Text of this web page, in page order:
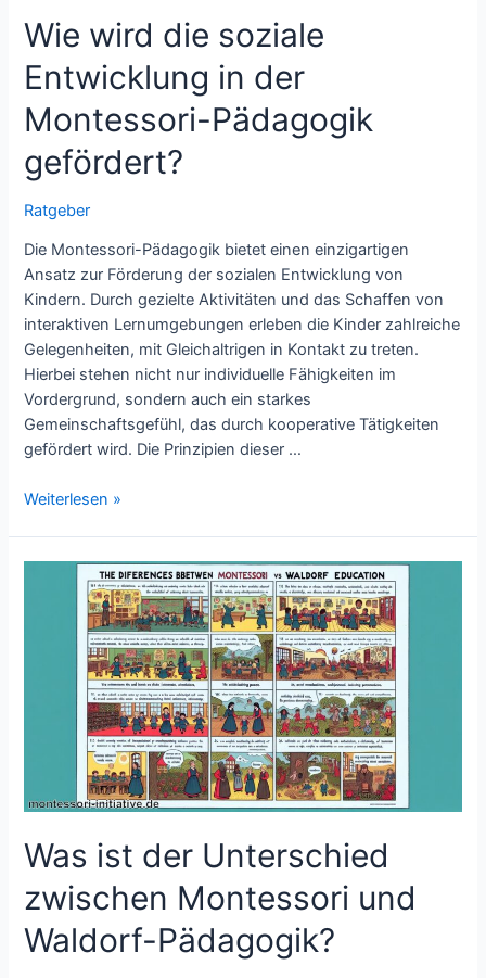
Wie wird die soziale
Entwicklung in der
Montessori-Pädagogik
gefördert?
Ratgeber
Die Montessori-Pädagogik bietet einen einzigartigen
Ansatz zur Förderung der sozialen Entwicklung von
Kindern. Durch gezielte Aktivitäten und das Schaffen von
interaktiven Lernumgebungen erleben die Kinder zahlreiche
Gelegenheiten, mit Gleichaltrigen in Kontakt zu treten.
Hierbei stehen nicht nur individuelle Fähigkeiten im
Vordergrund, sondern auch ein starkes
Gemeinschaftsgefühl, das durch kooperative Tätigkeiten
gefördert wird. Die Prinzipien dieser …
Wie
Entwicklung
Montessori-
Pädagogik
gefördert?
Weiterlesen »
Was ist der Unterschied
zwischen Montessori und
Waldorf-Pädagogik?